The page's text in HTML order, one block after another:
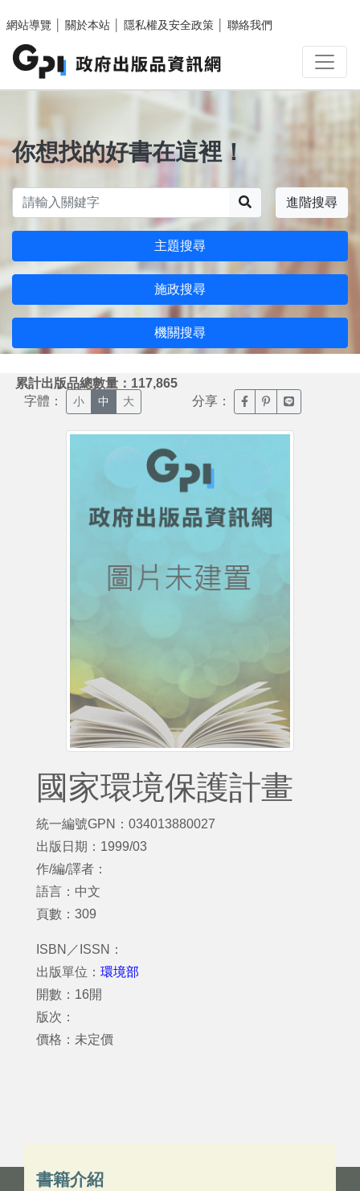
網站導覽
關於本站 隱私權及安全政策 聯絡我們
你想找的好書在這裡！
進階搜尋
主題搜尋
施政搜尋
機關搜尋
累計出版品總數量：117,865
字體： 小 中 大 分享： 臉書分享(另開新視窗)
噗浪分享(另開新
Line分享(另
國家環境保護計畫
統一編號GPN：034013880027
出版日期：1999/03
作/編/譯者：
語言：中文
頁數：309
ISBN／ISSN：
出版單位： 環境部
開數：16開
版次：
價格：未定價
書籍介紹